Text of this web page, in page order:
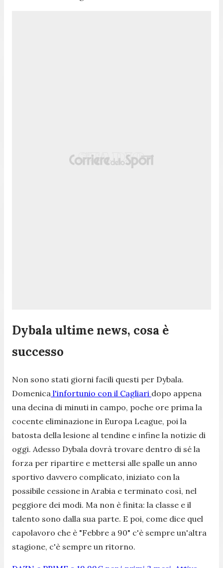
Dybala ultime news, cosa è
successo
Non sono stati giorni facili questi per Dybala.
Domenica l'infortunio con il Cagliari dopo appena
una decina di minuti in campo, poche ore prima la
cocente eliminazione in Europa League, poi la
batosta della lesione al tendine e infine la notizie di
oggi. Adesso Dybala dovrà trovare dentro di sé la
forza per ripartire e mettersi alle spalle un anno
sportivo davvero complicato, iniziato con la
possibile cessione in Arabia e terminato così, nel
peggiore dei modi. Ma non è finita: la classe e il
talento sono dalla sua parte. E poi, come dice quel
capolavoro che è "Febbre a 90" c'è sempre un'altra
stagione, c'è sempre un ritorno.